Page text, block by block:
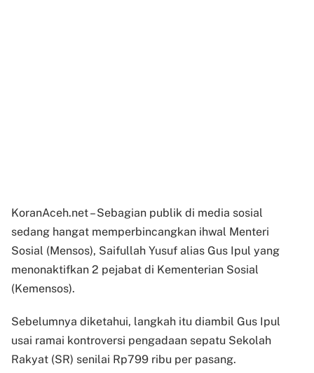
KoranAceh.net – Sebagian publik di media sosial
sedang hangat memperbincangkan ihwal Menteri
Sosial (Mensos), Saifullah Yusuf alias Gus Ipul yang
menonaktifkan 2 pejabat di Kementerian Sosial
(Kemensos).
Sebelumnya diketahui, langkah itu diambil Gus Ipul
usai ramai kontroversi pengadaan sepatu Sekolah
Rakyat (SR) senilai Rp799 ribu per pasang.